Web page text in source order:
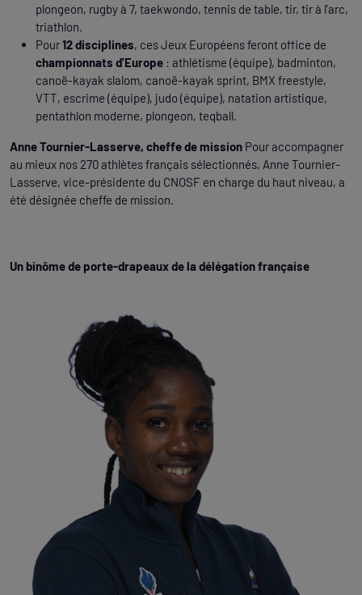
plongeon, rugby à 7, taekwondo, tennis de table, tir, tir à l'arc,
triathlon.
Pour12 disciplines, ces Jeux Européens feront office de
championnats d'Europe : athlétisme (équipe), badminton,
canoë-kayak slalom, canoë-kayak sprint, BMX freestyle,
VTT, escrime (équipe), judo (équipe), natation artistique,
pentathlon moderne, plongeon, teqball.
Anne Tournier-Lasserve, cheffe de mission Pour accompagner
au mieux nos 270 athlètes français sélectionnés, Anne Tournier-
Lasserve, vice-présidente du CNOSF en charge du haut niveau, a
été désignée cheffe de mission.
Un binôme de porte-drapeaux de la délégation française